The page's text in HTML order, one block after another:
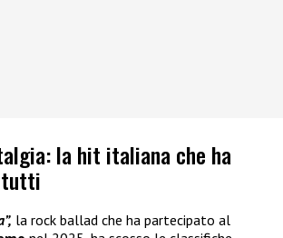
la hit italiana che ha
tutti
la rock ballad che ha partecipato al